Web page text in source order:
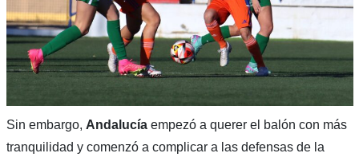
Sin embargo, Andalucíaempezó a querer el balón con más
tranquilidad y comenzó a complicar a las defensas de la